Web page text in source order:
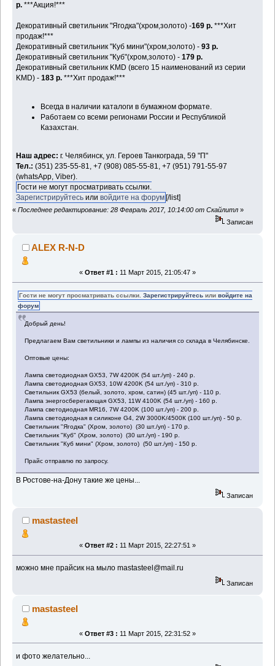
р.***Акция!***
Декоративный светильник "Ягодка"(хром,золото) -169 р. ***Хит
продаж!***
Декоративный светильник "Куб мини"(хром,золото) -93 р.
Декоративный светильник "Куб"(хром,золото) -179 р.
Декоративный светильник KMD (всего 15 наименований из серии
KMD) -183 р. ***Хит продаж!***
Всегда в наличии каталоги в бумажном формате.
Работаем со всеми регионами России и Республикой
Казахстан.
Наш адрес: г. Челябинск, ул. Героев Танкограда, 59 "П"
Тел.: (351) 235-55-81, +7 (908) 085-55-81, +7 (951) 791-55-97
(whatsApp, Viber).
Гости не могут просматривать ссылки.
Зарегистрируйтесь иливойдите на форум [/list]
« Последнее редактирование: 28 Февраль 2017, 10:14:00 от Скайлитл »
Записан
ALEX R-N-D
« Ответ #1 : 11 Март 2015, 21:05:47 »
Гости не могут просматривать ссылки.Зарегистрируйтесь иливойдите на
форум
Добрый день!
Предлагаем Вам светильники и лампы из наличия со склада в Челябинске.
Оптовые цены:
Лампа светодиодная GX53, 7W 4200K (54 шт./уп) - 240 р.
Лампа светодиодная GX53, 10W 4200K (54 шт./уп) - 310 р.
Светильник GX53 (белый, золото, хром, сатин) (45 шт./уп) - 110 р.
Лампа энергосберегающая GX53, 11W 4100K (54 шт./уп) - 160 р.
Лампа светодиодная MR16, 7W 4200K (100 шт./уп) - 200 р.
Лампа светодиодная в силиконе G4, 2W 3000K/4500К (100 шт./уп) - 50 р.
Светильник "Ягодка" (Хром, золото) (30 шт./уп) - 170 р.
Светильник "Куб" (Хром, золото) (30 шт./уп) - 190 р.
Светильник "Куб мини" (Хром, золото) (50 шт./уп) - 150 р.
Прайс отправлю по запросу.
В Ростове-на-Дону такие же цены...
Записан
mastasteel
« Ответ #2 : 11 Март 2015, 22:27:51 »
можно мне прайсик на мыло mastasteel@mail.ru
Записан
mastasteel
« Ответ #3 : 11 Март 2015, 22:31:52 »
и фото желательно...